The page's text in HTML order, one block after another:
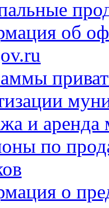
об
и аренда
по
о